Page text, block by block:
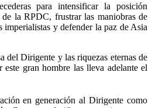
para intensificar la posición
la RPDC, frustrar las maniobras de
imperialistas y defender la paz de Asia
del Dirigente y las riquezas eternas de
gran hombre las lleva adelante el
en generación al Dirigente como